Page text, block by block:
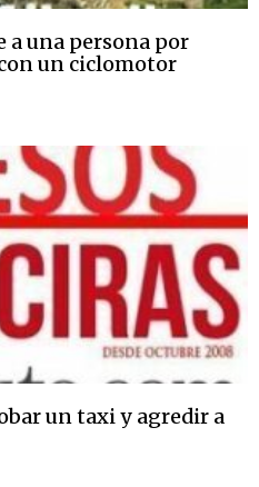
a una persona por
un ciclomotor
un taxi y agredir a